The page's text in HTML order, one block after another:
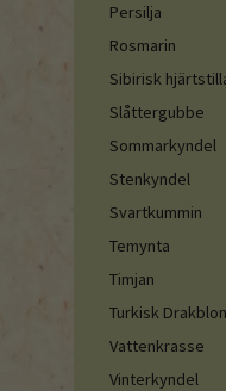
Persilja
Rosmarin
Sibirisk
Slåttergubbe
Sommarkyndel
Stenkyndel
Svartkummin
Temynta
Timjan
Turkisk
Vattenkrasse
Vinterkyndel